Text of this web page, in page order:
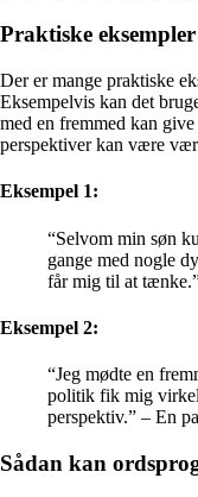
Praktiske eksempler
Der er mange praktiske
Eksempelvis kan det
med en fremmed kan
perspektiver kan være
Eksempel 1:
“Selvom min søn
gange med nogle
får mig til at
Eksempel 2:
“Jeg mødte en
politik fik mig
perspektiv.” – En
Sådan kan